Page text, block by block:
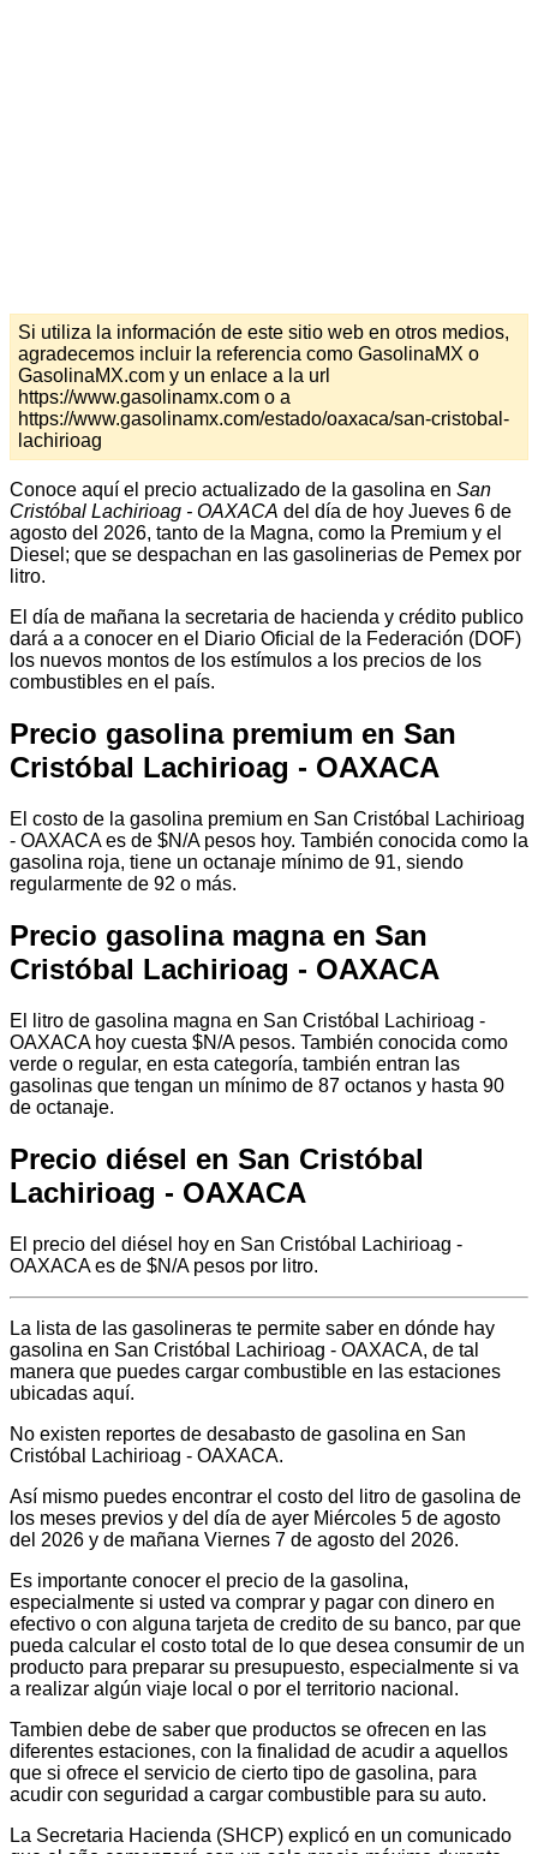
Si utiliza la información de este sitio web en otros medios,
agradecemos incluir la referencia como GasolinaMX o
GasolinaMX.com y un enlace a la url
https://www.gasolinamx.com o a
https://www.gasolinamx.com/estado/oaxaca/san-cristobal-
lachirioag
Conoce aquí el precio actualizado de la gasolina en San
Cristóbal Lachirioag - OAXACA del día de hoy Jueves 6 de
agosto del 2026, tanto de la Magna, como la Premium y el
Diesel; que se despachan en las gasolinerias de Pemex por
litro.
El día de mañana la secretaria de hacienda y crédito publico
dará a a conocer en el Diario Oficial de la Federación (DOF)
los nuevos montos de los estímulos a los precios de los
combustibles en el país.
Precio gasolina premium en San
Cristóbal Lachirioag - OAXACA
El costo de la gasolina premium en San Cristóbal Lachirioag
- OAXACA es de $N/A pesos hoy. También conocida como la
gasolina roja, tiene un octanaje mínimo de 91, siendo
regularmente de 92 o más.
Precio gasolina magna en San
Cristóbal Lachirioag - OAXACA
El litro de gasolina magna en San Cristóbal Lachirioag -
OAXACA hoy cuesta $N/A pesos. También conocida como
verde o regular, en esta categoría, también entran las
gasolinas que tengan un mínimo de 87 octanos y hasta 90
de octanaje.
Precio diésel en San Cristóbal
Lachirioag - OAXACA
El precio del diésel hoy en San Cristóbal Lachirioag -
OAXACA es de $N/A pesos por litro.
La lista de las gasolineras te permite saber en dónde hay
gasolina en San Cristóbal Lachirioag - OAXACA, de tal
manera que puedes cargar combustible en las estaciones
ubicadas aquí.
No existen reportes de desabasto de gasolina en San
Cristóbal Lachirioag - OAXACA.
Así mismo puedes encontrar el costo del litro de gasolina de
los meses previos y del día de ayer Miércoles 5 de agosto
del 2026 y de mañana Viernes 7 de agosto del 2026.
Es importante conocer el precio de la gasolina,
especialmente si usted va comprar y pagar con dinero en
efectivo o con alguna tarjeta de credito de su banco, par que
pueda calcular el costo total de lo que desea consumir de un
producto para preparar su presupuesto, especialmente si va
a realizar algún viaje local o por el territorio nacional.
Tambien debe de saber que productos se ofrecen en las
diferentes estaciones, con la finalidad de acudir a aquellos
que si ofrece el servicio de cierto tipo de gasolina, para
acudir con seguridad a cargar combustible para su auto.
La Secretaria Hacienda (SHCP) explicó en un comunicado